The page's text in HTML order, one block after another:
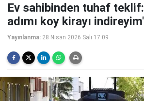
Ev sahibinden tuhaf
adımı koy kirayı indireyim'
Yayınlanma: 28 Nisan 2026 Salı 17:09